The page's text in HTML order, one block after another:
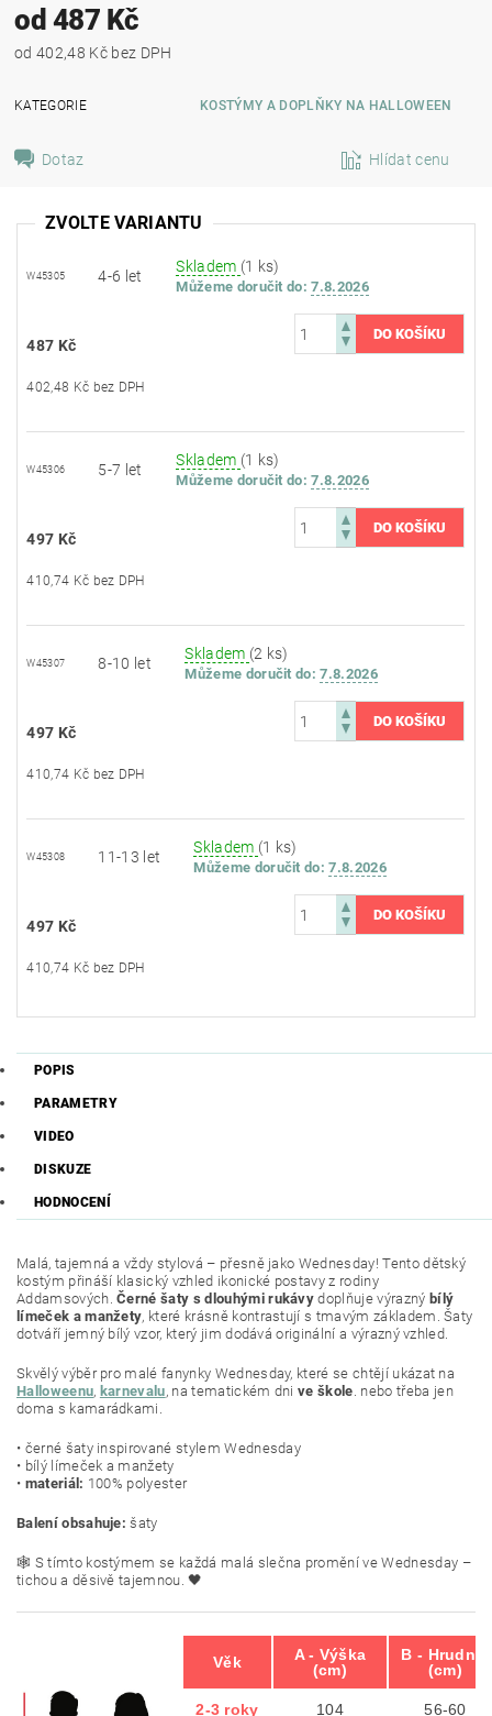
od 487 Kč
od 402,48 Kč bez DPH
KATEGORIE KOSTÝMY A DOPLŇKY NA HALLOWEEN
Dotaz Hlídat cenu
ZVOLTE VARIANTU
W45305 4-6 let
Skladem (1 ks)
Můžeme doručit do: 7.8.2026
487 Kč
402,48 Kč bez DPH
W45306 5-7 let
Skladem (1 ks)
Můžeme doručit do: 7.8.2026
497 Kč
410,74 Kč bez DPH
W45307 8-10 let
Skladem (2 ks)
Můžeme doručit do: 7.8.2026
497 Kč
410,74 Kč bez DPH
W45308 11-13 let
Skladem (1 ks)
Můžeme doručit do: 7.8.2026
497 Kč
410,74 Kč bez DPH
POPIS
PARAMETRY
VIDEO
DISKUZE
HODNOCENÍ
Malá, tajemná a vždy stylová – přesně jako Wednesday! Tento dětský
kostým přináší klasický vzhled ikonické postavy z rodiny
Addamsových.Černé šaty s dlouhými rukávy doplňuje výrazný bílý
límeček a manžety, které krásně kontrastují s tmavým základem. Šaty
dotváří jemný bílý vzor, který jim dodává originální a výrazný vzhled.
Skvělý výběr pro malé fanynky Wednesday, které se chtějí ukázat na
Halloweenu, karnevalu, na tematickém dnive škole. nebo třeba jen
doma s kamarádkami.
• černé šaty inspirované stylem Wednesday
• bílý límeček a manžety
• materiál: 100% polyester
Balení obsahuje: šaty
🕸️ S tímto kostýmem se každá malá slečna promění ve Wednesday –
tichou a děsivě tajemnou. 🖤
Věk
A - Výška
(cm)
B - Hrudník
(cm)
2-3 roky 104 56-60